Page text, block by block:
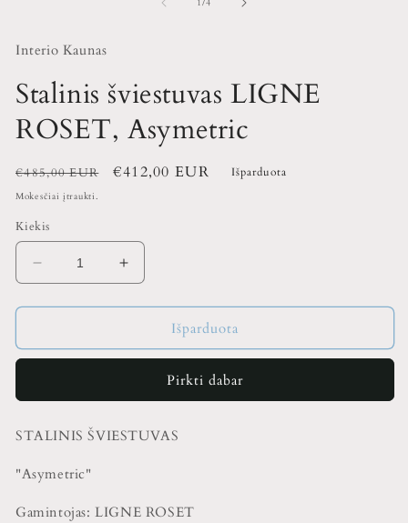
1/4
Interio Kaunas
Stalinis šviestuvas LIGNE
ROSET, Asymetric
Įprasta
kaina
€485,00 EUR
Išpardavimo
€412,00 EUR Išparduota
Mokesčiai įtraukti.
Kiekis
Sumažinti
Stalinis
šviestuvas
ROSET,
Padidinti
Stalinis
šviestuvas
ROSET,
Išparduota
Pirkti dabar
STALINIS ŠVIESTUVAS
"Asymetric"
Gamintojas: LIGNE ROSET